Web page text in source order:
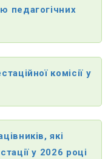
педагогічних
комісії у
які
у 2026 році